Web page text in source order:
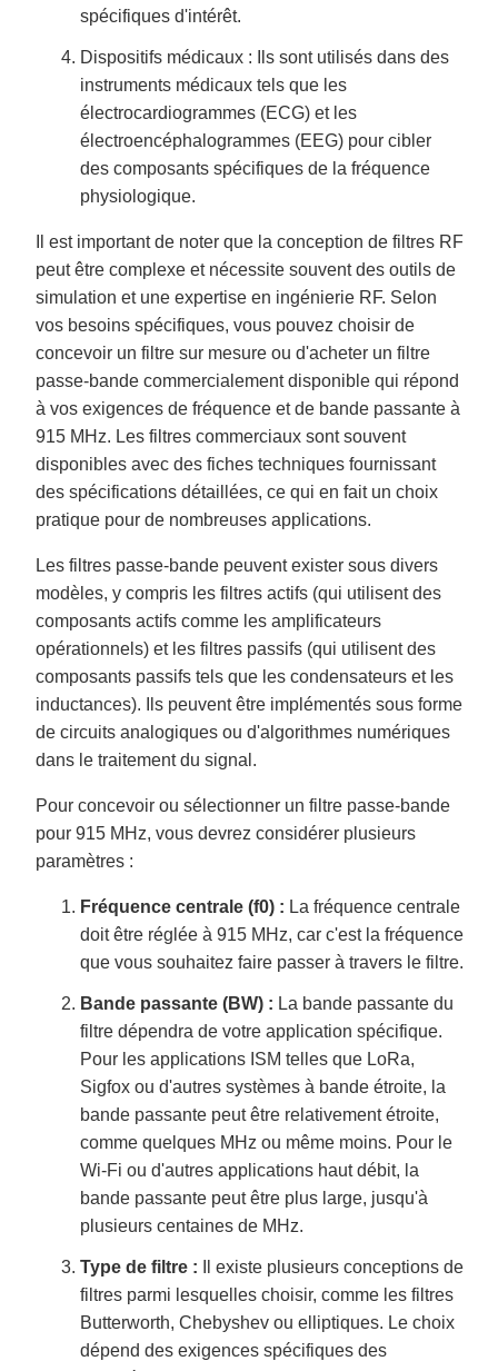
spécifiques d'intérêt.
Dispositifs médicaux : Ils sont utilisés dans des
instruments médicaux tels que les
électrocardiogrammes (ECG) et les
électroencéphalogrammes (EEG) pour cibler
des composants spécifiques de la fréquence
physiologique.
Il est important de noter que la conception de filtres RF
peut être complexe et nécessite souvent des outils de
simulation et une expertise en ingénierie RF. Selon
vos besoins spécifiques, vous pouvez choisir de
concevoir un filtre sur mesure ou d'acheter un filtre
passe-bande commercialement disponible qui répond
à vos exigences de fréquence et de bande passante à
915 MHz. Les filtres commerciaux sont souvent
disponibles avec des fiches techniques fournissant
des spécifications détaillées, ce qui en fait un choix
pratique pour de nombreuses applications.
Les filtres passe-bande peuvent exister sous divers
modèles, y compris les filtres actifs (qui utilisent des
composants actifs comme les amplificateurs
opérationnels) et les filtres passifs (qui utilisent des
composants passifs tels que les condensateurs et les
inductances). Ils peuvent être implémentés sous forme
de circuits analogiques ou d'algorithmes numériques
dans le traitement du signal.
Pour concevoir ou sélectionner un filtre passe-bande
pour 915 MHz, vous devrez considérer plusieurs
paramètres :
Fréquence centrale (f0) : La fréquence centrale
doit être réglée à 915 MHz, car c'est la fréquence
que vous souhaitez faire passer à travers le filtre.
Bande passante (BW) : La bande passante du
filtre dépendra de votre application spécifique.
Pour les applications ISM telles que LoRa,
Sigfox ou d'autres systèmes à bande étroite, la
bande passante peut être relativement étroite,
comme quelques MHz ou même moins. Pour le
Wi-Fi ou d'autres applications haut débit, la
bande passante peut être plus large, jusqu'à
plusieurs centaines de MHz.
Type de filtre : Il existe plusieurs conceptions de
filtres parmi lesquelles choisir, comme les filtres
Butterworth, Chebyshev ou elliptiques. Le choix
dépend des exigences spécifiques des